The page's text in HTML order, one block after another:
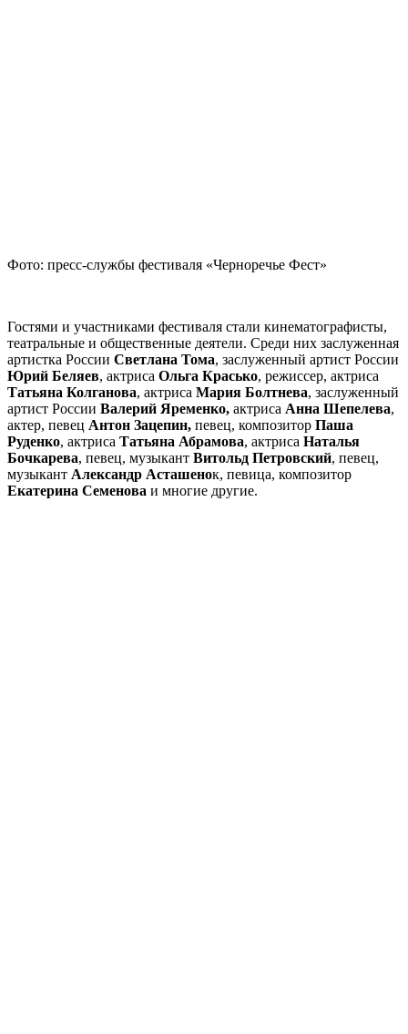
Фото: пресс-службы фестиваля «Черноречье Фест»
Гостями и участниками фестиваля стали кинематографисты,
театральные и общественные деятели. Среди них заслуженная
артистка России Светлана Тома, заслуженный артист России
Юрий Беляев, актриса Ольга Красько, режиссер, актриса
Татьяна Колганова, актриса Мария Болтнева, заслуженный
артист России Валерий Яременко, актриса Анна Шепелева,
актер, певец Антон Зацепин, певец, композитор Паша
Руденко, актриса Татьяна Абрамова, актриса Наталья
Бочкарева, певец, музыкант Витольд Петровский, певец,
музыкант Александр Асташенок, певица, композитор
Екатерина Семенова и многие другие.